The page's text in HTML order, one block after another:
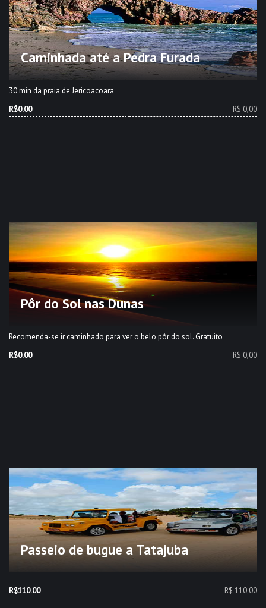
Caminhada até a Pedra Furada
30 min da praia de Jericoacoara
R$0.00
R$ 0,00
Pôr do Sol nas Dunas
Recomenda-se ir caminhado para ver o belo pôr do sol. Gratuito
R$0.00
R$ 0,00
Passeio de bugue a Tatajuba
R$110.00 R$ 110,00